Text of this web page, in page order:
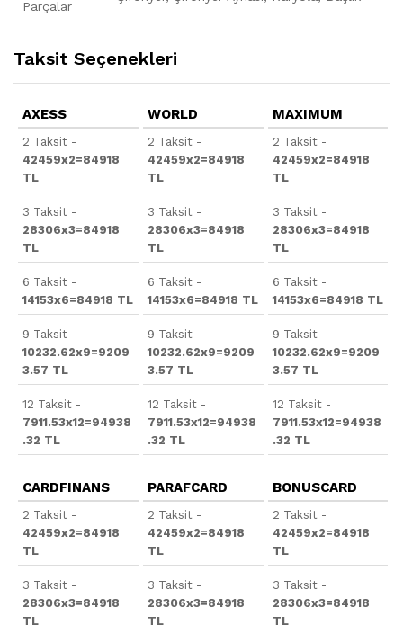
Parçalar
Taksit Seçenekleri
AXESS
2 Taksit -
42459x2=84918
TL
3 Taksit -
28306x3=84918
TL
6 Taksit -
14153x6=84918 TL
9 Taksit -
10232.62x9=9209
3.57 TL
12 Taksit -
7911.53x12=94938
.32 TL
WORLD
2 Taksit -
42459x2=84918
TL
3 Taksit -
28306x3=84918
TL
6 Taksit -
14153x6=84918 TL
9 Taksit -
10232.62x9=9209
3.57 TL
12 Taksit -
7911.53x12=94938
.32 TL
MAXIMUM
2 Taksit -
42459x2=84918
TL
3 Taksit -
28306x3=84918
TL
6 Taksit -
14153x6=84918 TL
9 Taksit -
10232.62x9=9209
3.57 TL
12 Taksit -
7911.53x12=94938
.32 TL
CARDFINANS
2 Taksit -
42459x2=84918
TL
3 Taksit -
28306x3=84918
TL
PARAFCARD
2 Taksit -
42459x2=84918
TL
3 Taksit -
28306x3=84918
TL
BONUSCARD
2 Taksit -
42459x2=84918
TL
3 Taksit -
28306x3=84918
TL